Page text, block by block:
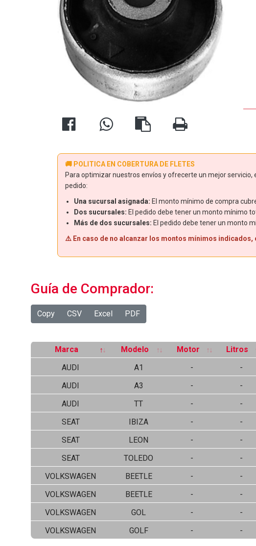
🚚 POLITICA EN COBERTURA DE FLETES
Para optimizar nuestros envíos y ofrecerte un mejor
pedido:
Una sucursal asignada: El monto mínimo de compra
Dos sucursales: El pedido debe tener un monto mínimo
Más de dos sucursales: El pedido debe tener un monto
⚠️ En caso de no alcanzar los montos mínimos
Guía de Comprador:
Copy CSV Excel
PDF
Marca Modelo Motor Litros
AUDI
A1 - -
AUDI A3 - -
AUDI TT - -
SEAT IBIZA - -
SEAT LEON - -
SEAT TOLEDO - -
VOLKSWAGEN BEETLE - -
VOLKSWAGEN BEETLE - -
VOLKSWAGEN GOL - -
VOLKSWAGEN GOLF - -